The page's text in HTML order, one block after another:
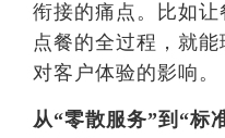
衔接的痛点。比如让
点餐的全过程，就
对客户体验的影响。
从“零散服务”到“标